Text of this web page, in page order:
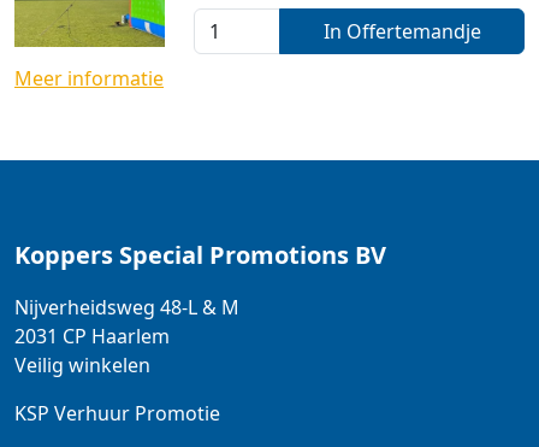
In Offertemandje
Meer informatie
Koppers Special Promotions BV
Nijverheidsweg 48-L & M
2031 CP Haarlem
Veilig winkelen
KSP Verhuur Promotie